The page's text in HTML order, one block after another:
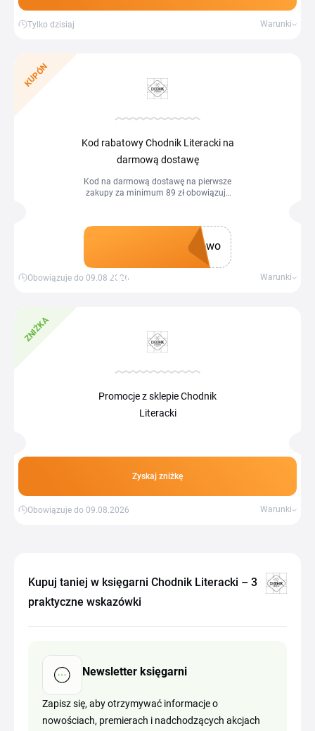
Tylko dzisiaj Warunki
KUPÓN
Kod rabatowy Chodnik Literacki na
darmową dostawę
Kod na darmową dostawę na pierwsze
zakupy za minimum 89 zł obowiązuje
i wprowadzeniu kodu, który otrzymasz
po potwierdzeniu rejestracji.
Zdobądź kupon
owo
Obowiązuje do 09.08.2026 Warunki
ZNIŻKA
Promocje z sklepie Chodnik
Literacki
Zyskaj zniżkę
Obowiązuje do 09.08.2026 Warunki
Kupuj taniej w księgarni Chodnik Literacki – 3
praktyczne wskazówki
Newsletter księgarni
Zapisz się, aby otrzymywać informacje o
nowościach, premierach i nadchodzących akcjach